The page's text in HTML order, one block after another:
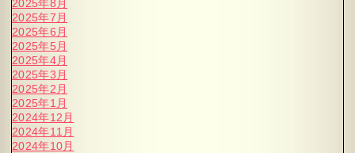
2025年8月
2025年7月
2025年6月
2025年5月
2025年4月
2025年3月
2025年2月
2025年1月
2024年12月
2024年11月
2024年10月